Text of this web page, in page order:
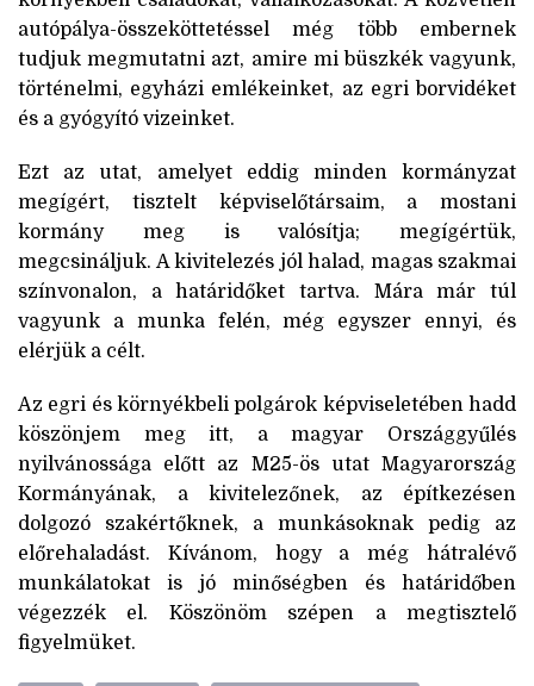
autópálya-összeköttetéssel még több embernek
tudjuk megmutatni azt, amire mi büszkék vagyunk,
történelmi, egyházi emlékeinket, az egri borvidéket
és a gyógyító vizeinket.
Ezt az utat, amelyet eddig minden kormányzat
megígért, tisztelt képviselőtársaim, a mostani
kormány meg is valósítja; megígértük,
megcsináljuk. A kivitelezés jól halad, magas szakmai
színvonalon, a határidőket tartva. Mára már túl
vagyunk a munka felén, még egyszer ennyi, és
elérjük a célt.
Az egri és környékbeli polgárok képviseletében hadd
köszönjem meg itt, a magyar Országgyűlés
nyilvánossága előtt az M25-ös utat Magyarország
Kormányának, a kivitelezőnek, az építkezésen
dolgozó szakértőknek, a munkásoknak pedig az
előrehaladást. Kívánom, hogy a még hátralévő
munkálatokat is jó minőségben és határidőben
végezzék el. Köszönöm szépen a megtisztelő
figyelmüket.